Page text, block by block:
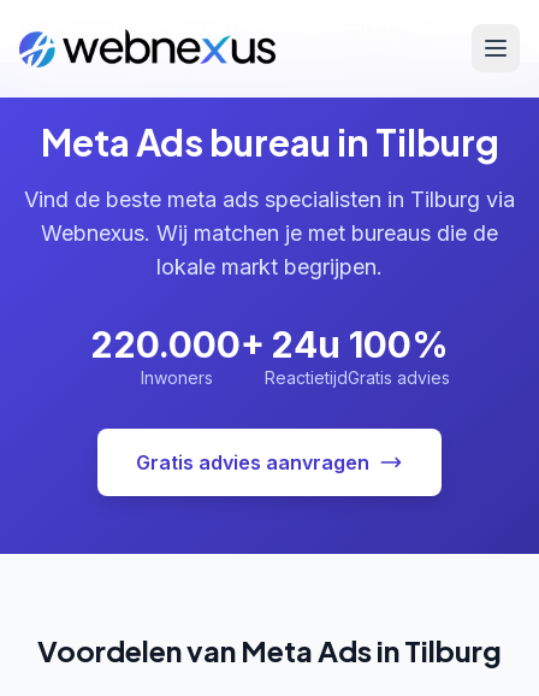
Home Diensten Meta Ads
Meta Ads bureau in Tilburg
Vind de beste meta ads specialisten in Tilburg via
Webnexus. Wij matchen je met bureaus die de
lokale markt begrijpen.
220.000+
Inwoners
24u
Reactietijd
100%
Gratis advies
Gratis advies aanvragen
Voordelen van Meta Ads in Tilburg